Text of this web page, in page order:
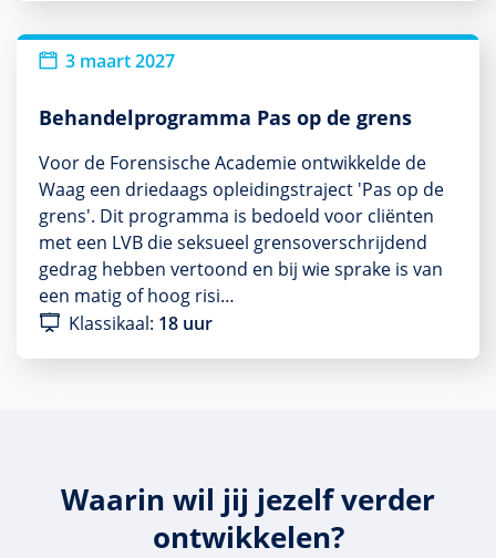
3 maart 2027
Behandelprogramma Pas op de grens
Voor de Forensische Academie ontwikkelde de
Waag een driedaags opleidingstraject 'Pas op de
grens'. Dit programma is bedoeld voor cliënten
met een LVB die seksueel grensoverschrijdend
gedrag hebben vertoond en bij wie sprake is van
een matig of hoog risi…
Klassikaal: 18 uur
Waarin wil jij jezelf verder
ontwikkelen?